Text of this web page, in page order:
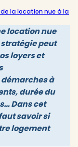
la location nue à la
location nue
peut
loyers et
à
durée du
Dans cet
savoir si
logement